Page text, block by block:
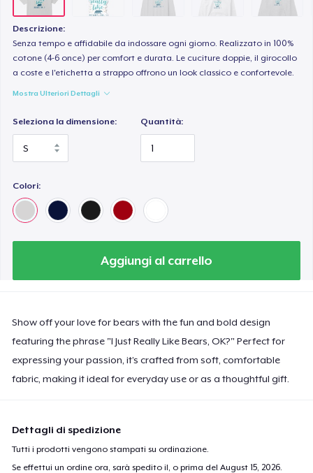
Descrizione:
Senza tempo e affidabile da indossare ogni giorno. Realizzato in 100%
cotone (4-6 once) per comfort e durata. Le cuciture doppie, il girocollo
a coste e l'etichetta a strappo offrono un look classico e confortevole.
Mostra Ulteriori Dettagli
Seleziona la dimensione: Quantità:
Colori:
Aggiungi al carrello
Show off your love for bears with the fun and bold design
featuring the phrase "I Just Really Like Bears, OK?" Perfect for
expressing your passion, it’s crafted from soft, comfortable
fabric, making it ideal for everyday use or as a thoughtful gift.
Dettagli di spedizione
Tutti i prodotti vengono stampati su ordinazione.
Se effettui un ordine ora, sarà spedito il, o prima delAugust 15, 2026.
Heavy Tee
Tru Transfer Printed Classic Tee
27,99 USD
24,99 USD
Tru Transfer Unisex Crewneck Sweatshirt
Tru Transfer Printed Unisex Premium Hoodie
Classic Long Sleeve Tee
Next Level 3600 | Premium Ring-Spun Cotton T-Shirt
24,99 USD